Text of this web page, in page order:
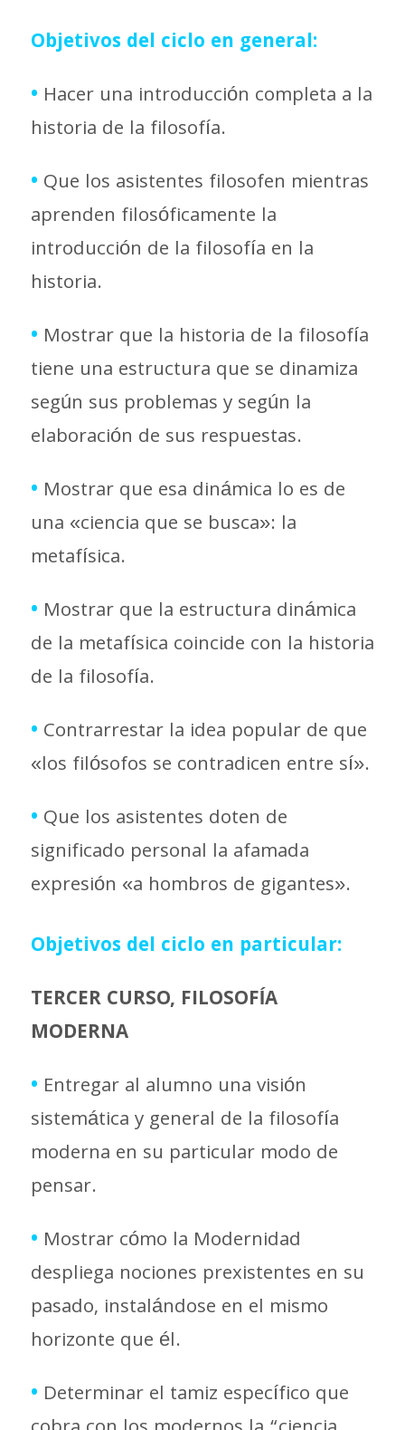
Objetivos del ciclo en general:
• Hacer una introducción completa a la
historia de la filosofía.
• Que los asistentes filosofen mientras
aprenden filosóficamente la
introducción de la filosofía en la
historia.
• Mostrar que la historia de la filosofía
tiene una estructura que se dinamiza
según sus problemas y según la
elaboración de sus respuestas.
• Mostrar que esa dinámica lo es de
una «ciencia que se busca»: la
metafísica.
• Mostrar que la estructura dinámica
de la metafísica coincide con la historia
de la filosofía.
• Contrarrestar la idea popular de que
«los filósofos se contradicen entre sí».
• Que los asistentes doten de
significado personal la afamada
expresión «a hombros de gigantes».
Objetivos del ciclo en particular:
TERCER CURSO, FILOSOFÍA
MODERNA
• Entregar al alumno una visión
sistemática y general de la filosofía
moderna en su particular modo de
pensar.
• Mostrar cómo la Modernidad
despliega nociones prexistentes en su
pasado, instalándose en el mismo
horizonte que él.
• Determinar el tamiz específico que